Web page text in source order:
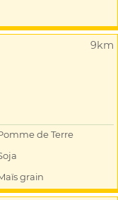
9km
de Terre
grain